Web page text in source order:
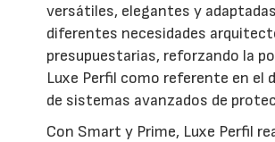
versátiles, elegantes y
diferentes necesidades
presupuestarias, reforzando la
Luxe Perfil como referente en el
de sistemas avanzados de
Con Smart y Prime, Luxe Perfil